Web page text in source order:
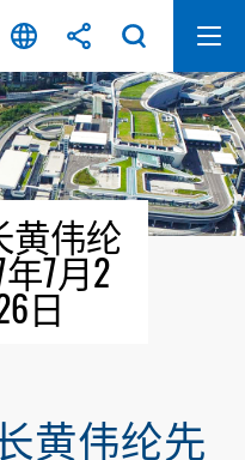
黄伟纶
7月2
日
黄伟纶先